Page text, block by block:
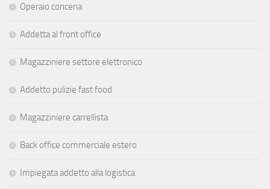
Operaio conceria
Addetta al front office
Magazziniere settore elettronico
Addetto pulizie fast food
Magazziniere carrellista
Back office commerciale estero
Impiegata addetto alla logistica